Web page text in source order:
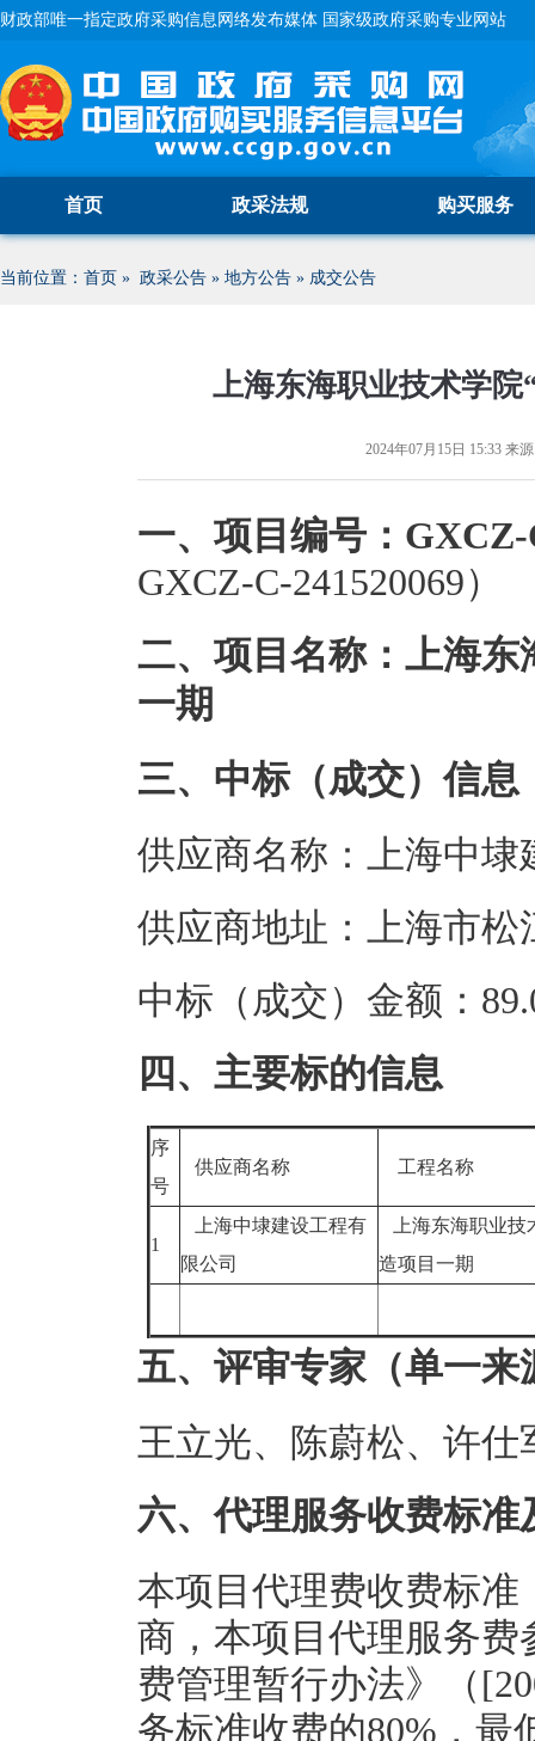
财政部唯一指定政府采购信息网络发布媒体 国家级政府采购专业网站
首页 政采法规 购买服务
当前位置： 首页 » 政采公告 » 地方公告 » 成交公告
上海东海职业技术学
2024年07月15日 15:33 来
一、项目编号：GXCZ-
GXCZ-C-241520069）
二、项目名称：上海东
一期
三、中标（成交）信息
供应商名称：上海中埭
供应商地址：上海市松
中标（成交）金额：
四、主要标的信息
序
号
供应商名称 工程名称
1
上海中埭建设工程有
限公司
上海东海职业技
造项目一期
五、评审专家（单一
王立光、陈蔚松、许仕
六、代理服务收费标准
本项目代理费收费标
商，本项目代理服务
费管理暂行办法》（
务标准收费的80%，最